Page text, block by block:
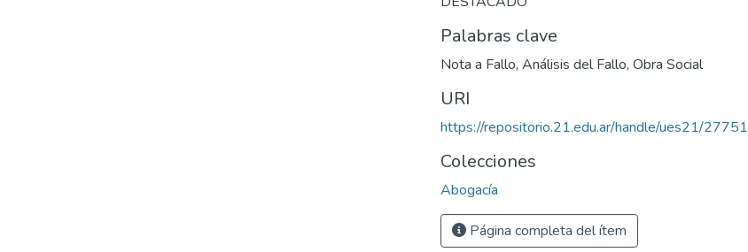
Palabras clave
Nota a Fallo, Análisis del Fallo, Obra Social
URI
https://repositorio.21.edu.ar/handle/ues21/27751
Colecciones
Abogacía
Página completa del ítem